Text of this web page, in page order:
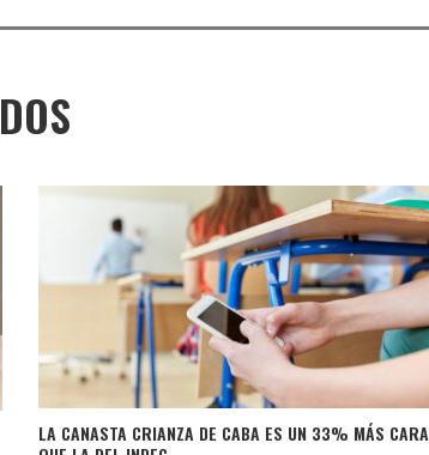
LA CANASTA CRIANZA DE CABA ES UN 33% MÁS CARA